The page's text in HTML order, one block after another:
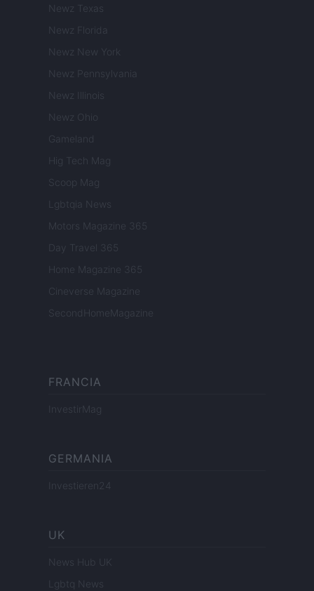
Newz Texas
Newz Florida
Newz New York
Newz Pennsylvania
Newz Illinois
Newz Ohio
Gameland
Hig Tech Mag
Scoop Mag
Lgbtqia News
Motors Magazine 365
Day Travel 365
Home Magazine 365
Cineverse Magazine
SecondHomeMagazine
FRANCIA
InvestirMag
GERMANIA
Investieren24
UK
News Hub UK
Lgbtq News